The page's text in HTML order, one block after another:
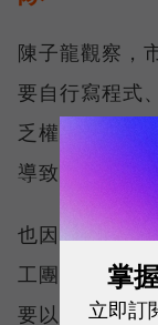
陳子龍觀察，
要自行寫程式
乏權限管理、
導致企業無法
也因此，
工團隊的平台
要以自然語言
掌
立即訂